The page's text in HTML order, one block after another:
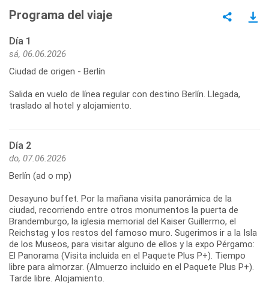
Programa del viaje
Día 1
sá, 06.06.2026
Ciudad de origen - Berlín
Salida en vuelo de línea regular con destino Berlín. Llegada,
traslado al hotel y alojamiento.
Día 2
do, 07.06.2026
Berlín (ad o mp)
Desayuno buffet. Por la mañana visita panorámica de la
ciudad, recorriendo entre otros monumentos la puerta de
Brandemburgo, la iglesia memorial del Kaiser Guillermo, el
Reichstag y los restos del famoso muro. Sugerimos ir a la Isla
de los Museos, para visitar alguno de ellos y la expo Pérgamo:
El Panorama (Visita incluida en el Paquete Plus P+). Tiempo
libre para almorzar. (Almuerzo incluido en el Paquete Plus P+).
Tarde libre. Alojamiento.